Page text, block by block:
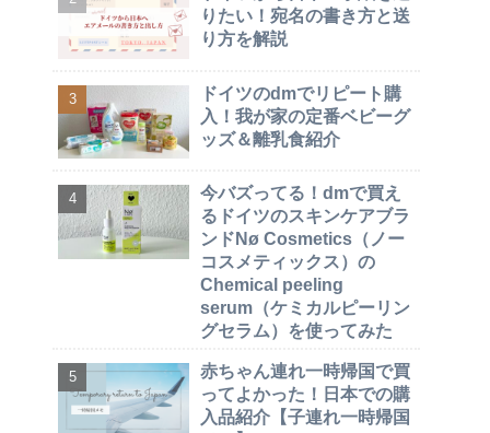
りたい！宛名の書き方と送
り方を解説
ドイツのdmでリピート購
入！我が家の定番ベビーグ
ッズ＆離乳食紹介
今バズってる！dmで買え
るドイツのスキンケアブラ
ンドNø Cosmetics（ノー
コスメティックス）の
Chemical peeling
serum（ケミカルピーリン
グセラム）を使ってみた
赤ちゃん連れ一時帰国で買
ってよかった！日本での購
入品紹介【子連れ一時帰国